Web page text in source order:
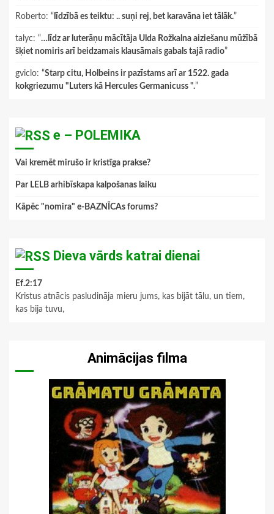
Roberto: “ līdzībā es teiktu: .. suņi rej, bet karavāna iet tālāk.”
talyc: “…līdz ar luterāņu mācītāja Ulda Rožkalna aiziešanu mūžībā
šķiet nomiris arī beidzamais klausāmais gabals tajā radio”
gviclo: “Starp citu, Holbeins ir pazīstams arī ar 1522. gada
kokgriezumu "Luters kā Hercules Germanicuss ".”
e – POLEMIKA
Vai kremēt mirušo ir kristīga prakse?
Par LELB arhibīskapa kalpošanas laiku
Kāpēc "nomira" e-BAZNĪCAs forums?
Dieva vārds katrai dienai
Ef.2:17
Kristus atnācis pasludināja mieru jums, kas bijāt tālu, un tiem,
kas bija tuvu,
Animācijas filma